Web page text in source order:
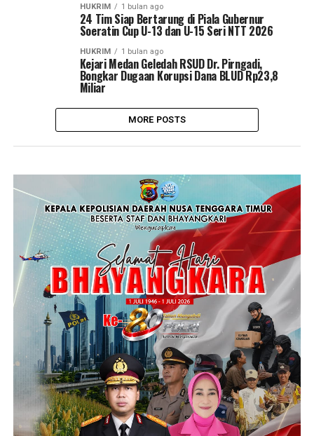
HUKRIM 1 bulan ago
24 Tim Siap Bertarung di Piala Gubernur
Soeratin Cup U-13 dan U-15 Seri NTT 2026
HUKRIM 1 bulan ago
Kejari Medan Geledah RSUD Dr. Pirngadi,
Bongkar Dugaan Korupsi Dana BLUD Rp23,8
Miliar
MORE POSTS